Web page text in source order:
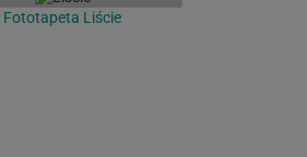
Fototapeta Liście